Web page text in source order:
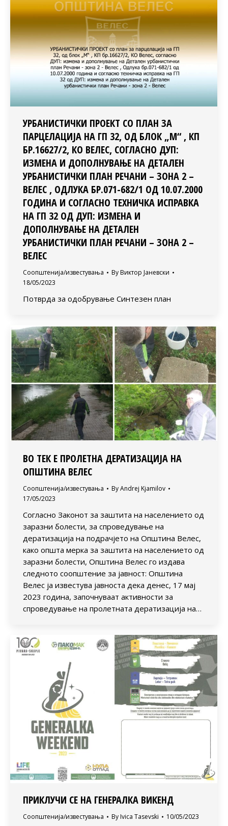
УРБАНИСТИЧКИ ПРОЕКТ СО ПЛАН ЗА
ПАРЦЕЛАЦИЈА НА ГП 32, ОД БЛОК „М“ , КП
БР.16627/2, КО ВЕЛЕС, СОГЛАСНО ДУП:
ИЗМЕНА И ДОПОЛНУВАЊЕ НА ДЕТАЛЕН
УРБАНИСТИЧКИ ПЛАН РЕЧАНИ – ЗОНА 2 –
ВЕЛЕС , ОДЛУКА БР.071-682/1 ОД 10.07.2000
ГОДИНА И СОГЛАСНО ТЕХНИЧКА ИСПРАВКА
НА ГП 32 ОД ДУП: ИЗМЕНА И
ДОПОЛНУВАЊЕ НА ДЕТАЛЕН
УРБАНИСТИЧКИ ПЛАН РЕЧАНИ – ЗОНА 2 –
ВЕЛЕС
Соопштенија/известувања By Виктор Јаневски
18/05/2023
Потврда за одобрување Синтезен план
ВО ТЕК Е ПРОЛЕТНА ДЕРАТИЗАЦИЈА НА
ОПШТИНА ВЕЛЕС
Соопштенија/известувања ByAndrej Kjamilov
17/05/2023
Согласно Законот за заштита на населението од
заразни болести, за спроведување на
дератизација на подрачјето на Општина Велес,
како општа мерка за заштита на населението од
заразни болести, Општина Велес го издава
следното соопштение за јавност: Општина
Велес ја известува јавноста дека денес, 17 мај
2023 година, започнуваат активности за
спроведување на пролетната дератизација на…
ПРИКЛУЧИ СЕ НА ГЕНЕРАЛКА ВИКЕНД
Соопштенија/известувања By Ivica Tasevski 10/05/2023